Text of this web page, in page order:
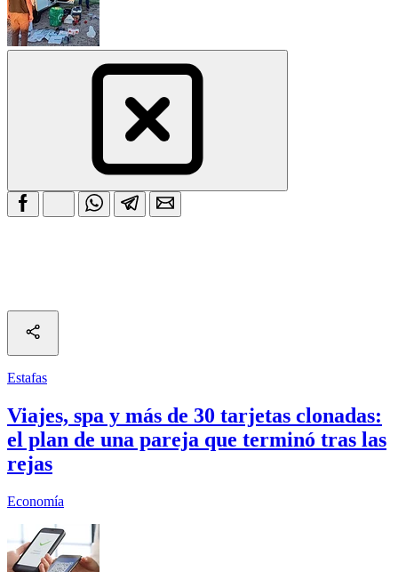
Estafas
Viajes, spa y más de 30 tarjetas clonadas:
el plan de una pareja que terminó tras las
rejas
Economía